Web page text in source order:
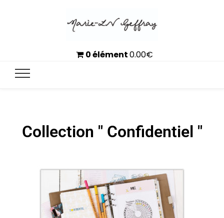
0 élément0.00€
Collection " Confidentiel "